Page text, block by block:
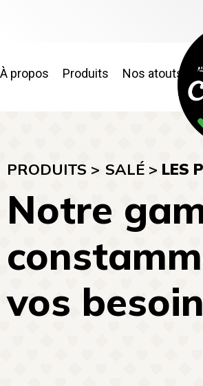
À propos Produits Nos atouts
PRODUITS > SALÉ > LES
Notre
vos